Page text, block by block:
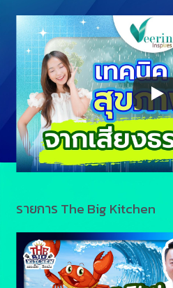
รายการ The Big Kitchen